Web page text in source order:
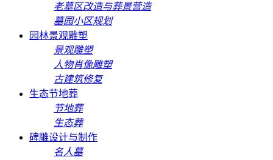
老墓区改造与葬景营造
墓园小区规划
园林景观雕塑
景观雕塑
人物肖像雕塑
古建筑修复
生态节地葬
节地葬
生态葬
碑雕设计与制作
名人墓